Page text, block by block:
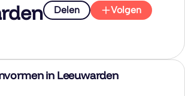
Delen Volgen
in Leeuwarden